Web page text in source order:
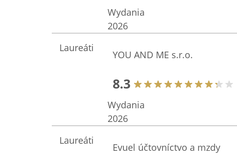
Wydania
2026
Laureáti
YOU AND ME s.r.o.
8.3
Wydania
2026
Laureáti
Evuel účtovníctvo a mzdy